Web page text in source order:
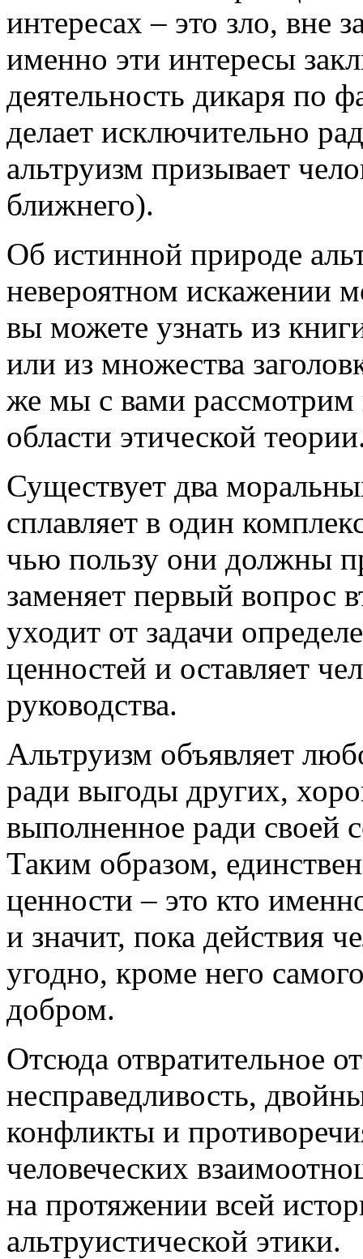
интересах – это зло, вне
именно эти интересы
деятельность дикаря по
делает исключительно
альтруизм призывает
ближнего).
Об истинной природе
невероятном искажении
вы можете узнать из
или из множества
же мы с вами рассмотрим
области этической
Существует два
сплавляет в один
чью пользу они должны
заменяет первый вопрос
уходит от задачи
ценностей и оставляет
руководства.
Альтруизм объявляет
ради выгоды других,
выполненное ради своей
Таким образом,
ценности – это кто
и значит, пока действия
угодно, кроме него
добром.
Отсюда отвратительное
несправедливость,
конфликты и
человеческих
на протяжении всей
альтруистической этики.